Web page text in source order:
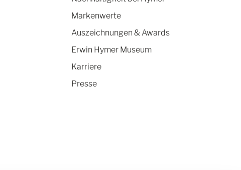
Markenwerte
Auszeichnungen & Awards
Erwin Hymer Museum
Karriere
Presse